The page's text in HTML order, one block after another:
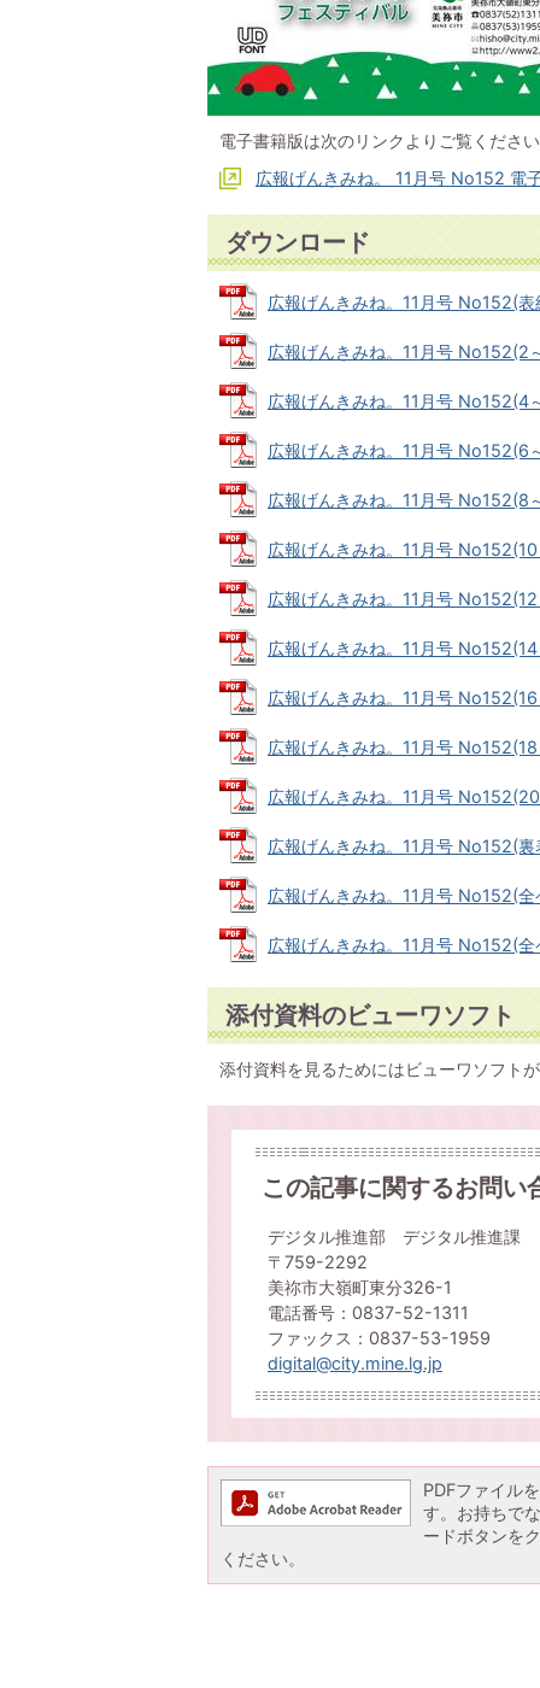
電子書籍版は次のリンクよりご覧くださ
広報げんきみね。 11月号 No152
ダウンロード
広報げんきみね。11月号 No152(
広報げんきみね。11月号 No152(2
広報げんきみね。11月号 No152(4
広報げんきみね。11月号 No152(6
広報げんきみね。11月号 No152(8
広報げんきみね。11月号
広報げんきみね。11月号
広報げんきみね。11月号
広報げんきみね。11月号
広報げんきみね。11月号
広報げんきみね。11月号
広報げんきみね。11月号 No152(
広報げんきみね。11月号 No152(
広報げんきみね。11月号 No152(
添付資料のビューワソフト
添付資料を見るためにはビューワソフト
この記事に関するお問い
デジタル推進部 デジタル推進課
〒759-2292
美祢市大嶺町東分326-1
電話番号：0837-52-1311
ファックス：0837-53-1959
digital@city.mine.lg.jp
PDFファイル
す。お持ちで
ードボタンを
ください。